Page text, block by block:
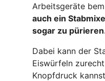
Arbeitsgeräte
auch ein
sogar zu
Dabei kann der
Eiswürfeln
Knopfdruck